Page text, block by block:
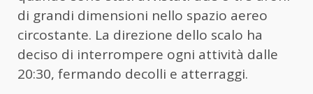
di grandi dimensioni nello spazio aereo
circostante. La direzione dello scalo ha
deciso di interrompere ogni attività dalle
20:30, fermando decolli e atterraggi.